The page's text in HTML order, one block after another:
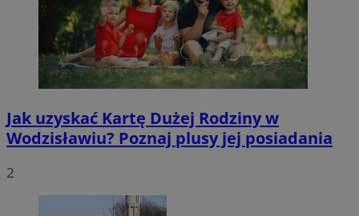
Jak uzyskać Kartę Dużej Rodziny w
Wodzisławiu? Poznaj plusy jej posiadania
2